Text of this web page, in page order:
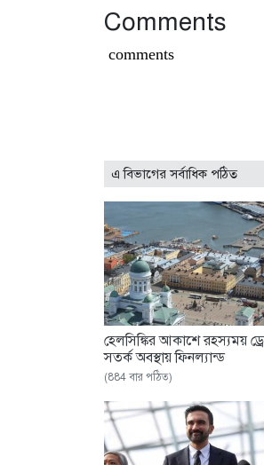
Comments
comments
এ বিভাগের সর্বাধিক পঠিত
হেলসিঙ্কির আকাশে রহস্যময়
সতর্ক অবস্থায় ফিনল্যান্ড
(884 বার পঠিত)